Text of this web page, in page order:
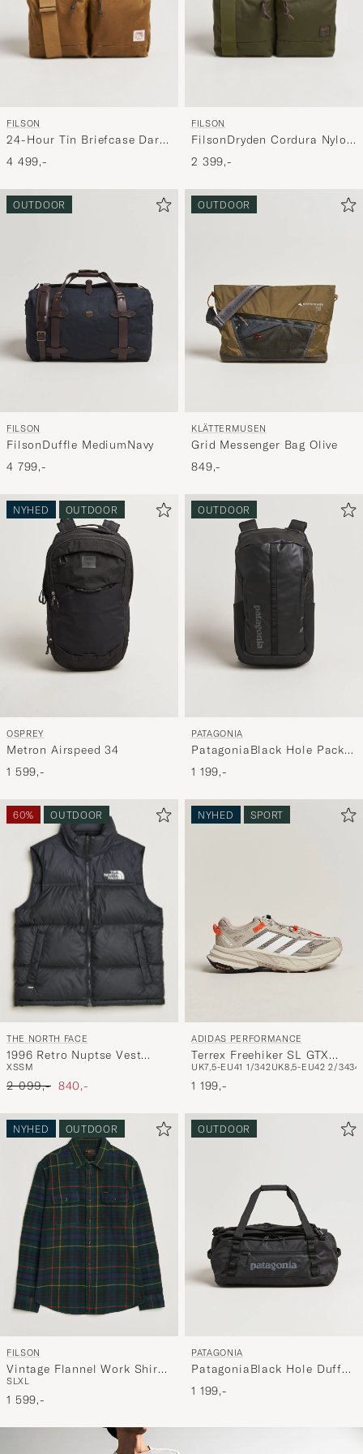
dig.
FILSON
24-Hour Tin Briefcase Dark
Tan
4 499,-
FILSON
FilsonDryden Cordura Nylon
BriefcaseOtter Green
2 399,-
OUTDOOR
FILSON
FilsonDuffle MediumNavy
4 799,-
OUTDOOR
KLÄTTERMUSEN
Grid Messenger Bag Olive
849,-
NYHED OUTDOOR
OSPREY
Metron Airspeed 34
1 599,-
OUTDOOR
PATAGONIA
PatagoniaBlack Hole Pack
25LBlack
1 199,-
60% OUTDOOR
THE NORTH FACE
1996 Retro Nuptse Vest
Black
XSSM
Ordinary pris
2 099,- Nedsat pris
840,-
NYHED SPORT
ADIDAS PERFORMANCE
Terrex Freehiker SL GTX
Beige/White
UK7,5-EU41 1/342UK8,5-EU42 2/343
1 199,-
NYHED OUTDOOR
FILSON
Vintage Flannel Work Shirt
Green/Navy
SLXL
1 599,-
OUTDOOR
PATAGONIA
PatagoniaBlack Hole Duffel
40LBlack
1 199,-